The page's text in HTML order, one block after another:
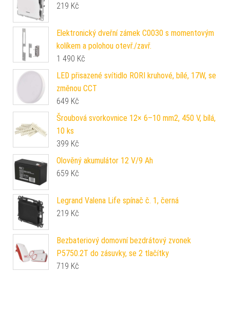
219 Kč
Elektronický dveřní zámek C0030 s momentovým
kolíkem a polohou otevř./zavř.
1 490 Kč
LED přisazené svítidlo RORI kruhové, bílé, 17W, se
změnou CCT
649 Kč
Šroubová svorkovnice 12× 6–10 mm2, 450 V, bílá,
10 ks
399 Kč
Olověný akumulátor 12 V/9 Ah
659 Kč
Legrand Valena Life spínač č. 1, černá
219 Kč
Bezbateriový domovní bezdrátový zvonek
P5750.2T do zásuvky, se 2 tlačítky
719 Kč